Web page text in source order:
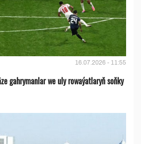
16.07.2026 - 11:55
gahrymanlar we uly rowaýatlaryň soňky